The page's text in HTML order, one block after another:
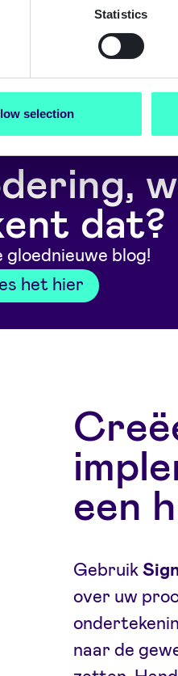
Statistics
selection
their business
dat?
gloednieuwe blog!
het hier
een
Gebruik
over uw
naar de